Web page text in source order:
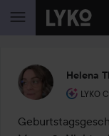
WEITER ZU
Helena
LYKO
Rolle